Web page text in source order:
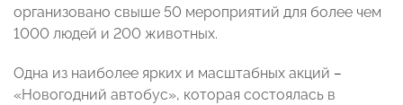
организовано свыше 50 мероприятий для более чем
1000 людей и 200 животных.
Одна из наиболее ярких и масштабных акций –
«Новогодний автобус», которая состоялась в